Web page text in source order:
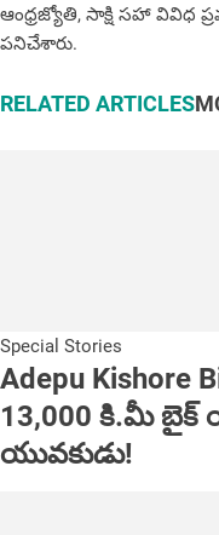
ఆంధ్ర‌జ్యోతి, సాక్షి స‌హా వివిధ
ప‌నిచేశారు.
RELATED ARTICLES
Special Stories
Adepu Kishore
13,000 కి.మీ బైక్
యువకుడు!